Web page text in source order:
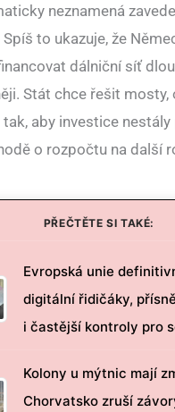
neznamená
to ukazuje, že
dálniční síť
Stát chce řešit mosty,
aby investice nestály
o rozpočtu na další
PŘEČTĚTE SI TAKÉ:
Evropská unie
digitální řidičáky,
i častější kontroly pro
Kolony u mýtnic mají
Chorvatsko zruší